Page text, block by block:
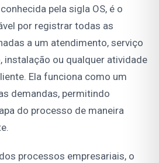
pela sigla OS, é o
por registrar todas as
a um atendimento, serviço
instalação ou qualquer atividade
Ela funciona como um
demandas, permitindo
do processo de maneira
processos empresariais, o